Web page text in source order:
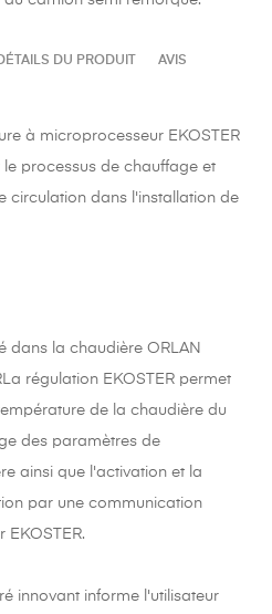
DU PRODUIT AVIS
à microprocesseur EKOSTER
processus de chauffage et
circulation dans l'installation de
dans la chaudière ORLAN
régulation EKOSTER permet
de la chaudière du
des paramètres de
ainsi que l'activation et la
par une communication
EKOSTER.
innovant informe l'utilisateur